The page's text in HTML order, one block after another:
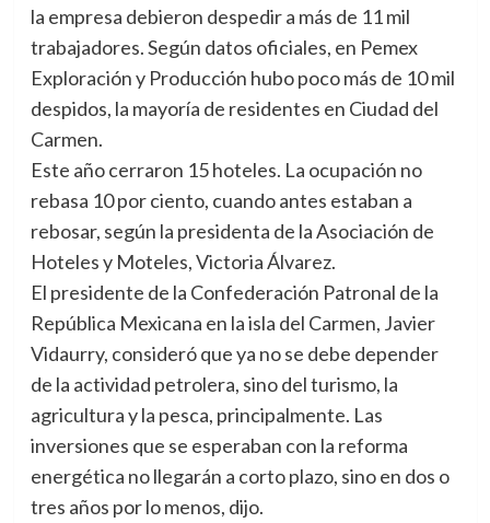
la empresa debieron despedir a más de 11 mil
trabajadores. Según datos oficiales, en Pemex
Exploración y Producción hubo poco más de 10 mil
despidos, la mayoría de residentes en Ciudad del
Carmen.
Este año cerraron 15 hoteles. La ocupación no
rebasa 10 por ciento, cuando antes estaban a
rebosar, según la presidenta de la Asociación de
Hoteles y Moteles, Victoria Álvarez.
El presidente de la Confederación Patronal de la
República Mexicana en la isla del Carmen, Javier
Vidaurry, consideró que ya no se debe depender
de la actividad petrolera, sino del turismo, la
agricultura y la pesca, principalmente. Las
inversiones que se esperaban con la reforma
energética no llegarán a corto plazo, sino en dos o
tres años por lo menos, dijo.